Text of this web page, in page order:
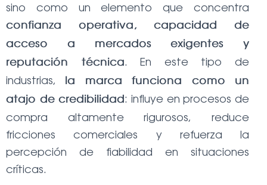
sino como un elemento que concentra
confianza operativa, capacidad de
acceso a mercados exigentes y
reputación técnica. En este tipo de
industrias,
la marca funciona como un
atajo de credibilidad : influye en procesos de
compra altamente rigurosos, reduce
fricciones comerciales y refuerza la
percepción de fiabilidad en situaciones
críticas.